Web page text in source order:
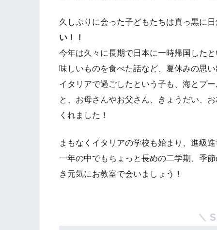
久しぶりに会った子どもたちは真っ黒に
い！！
今年は久々に長期で日本に一時帰国した
味しいものを食べた話など、夏休みの思
イタリアで過ごしたという子も、海とプ
と、お母さんやお父さん、きょうだい、
くれました！
まもなくイタリアの学校も始まり、進級
一年の中でもちょっと長めの二学期、季
き元気にお教室で会いましょう！